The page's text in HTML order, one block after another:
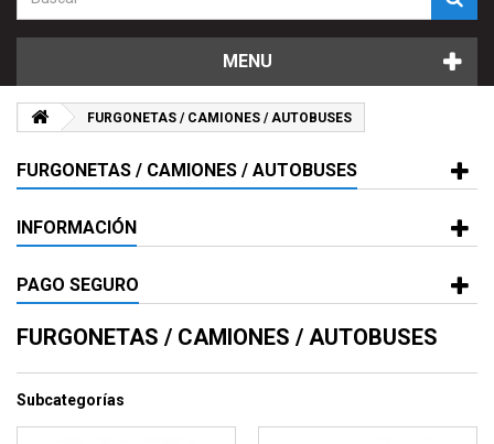
MENU
FURGONETAS / CAMIONES / AUTOBUSES
FURGONETAS / CAMIONES / AUTOBUSES
INFORMACIÓN
PAGO SEGURO
FURGONETAS / CAMIONES / AUTOBUSES
Subcategorías